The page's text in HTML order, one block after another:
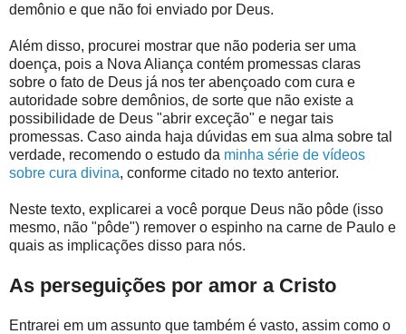
demônio e que não foi enviado por Deus.
Além disso, procurei mostrar que não poderia ser uma
doença, pois a Nova Aliança contém promessas claras
sobre o fato de Deus já nos ter abençoado com cura e
autoridade sobre demônios, de sorte que não existe a
possibilidade de Deus "abrir exceção" e negar tais
promessas. Caso ainda haja dúvidas em sua alma sobre tal
verdade, recomendo o estudo da minha série de vídeos
sobre cura divina, conforme citado no texto anterior.
Neste texto, explicarei a você porque Deus não pôde (isso
mesmo, não "pôde") remover o espinho na carne de Paulo e
quais as implicações disso para nós.
As perseguições por amor a Cristo
Entrarei em um assunto que também é vasto, assim como o